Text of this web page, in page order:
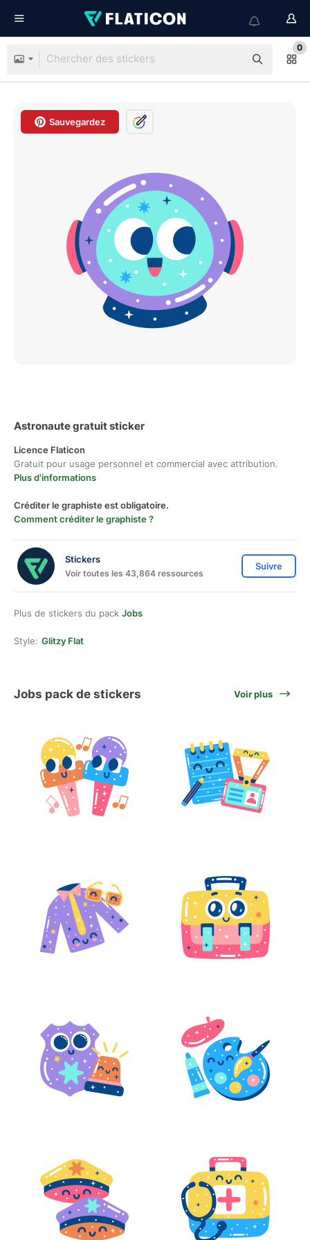
0
Sauvegardez
Astronaute gratuit sticker
Licence Flaticon
Gratuit pour usage personnel et commercial avec attribution.
Plus d'informations
Créditer le graphiste est obligatoire.
Comment créditer le graphiste ?
Stickers
Voir toutes les 43,864 ressources
Suivre
Plus de stickers du pack Jobs
Style: Glitzy Flat
Jobs pack de stickers Voir plus